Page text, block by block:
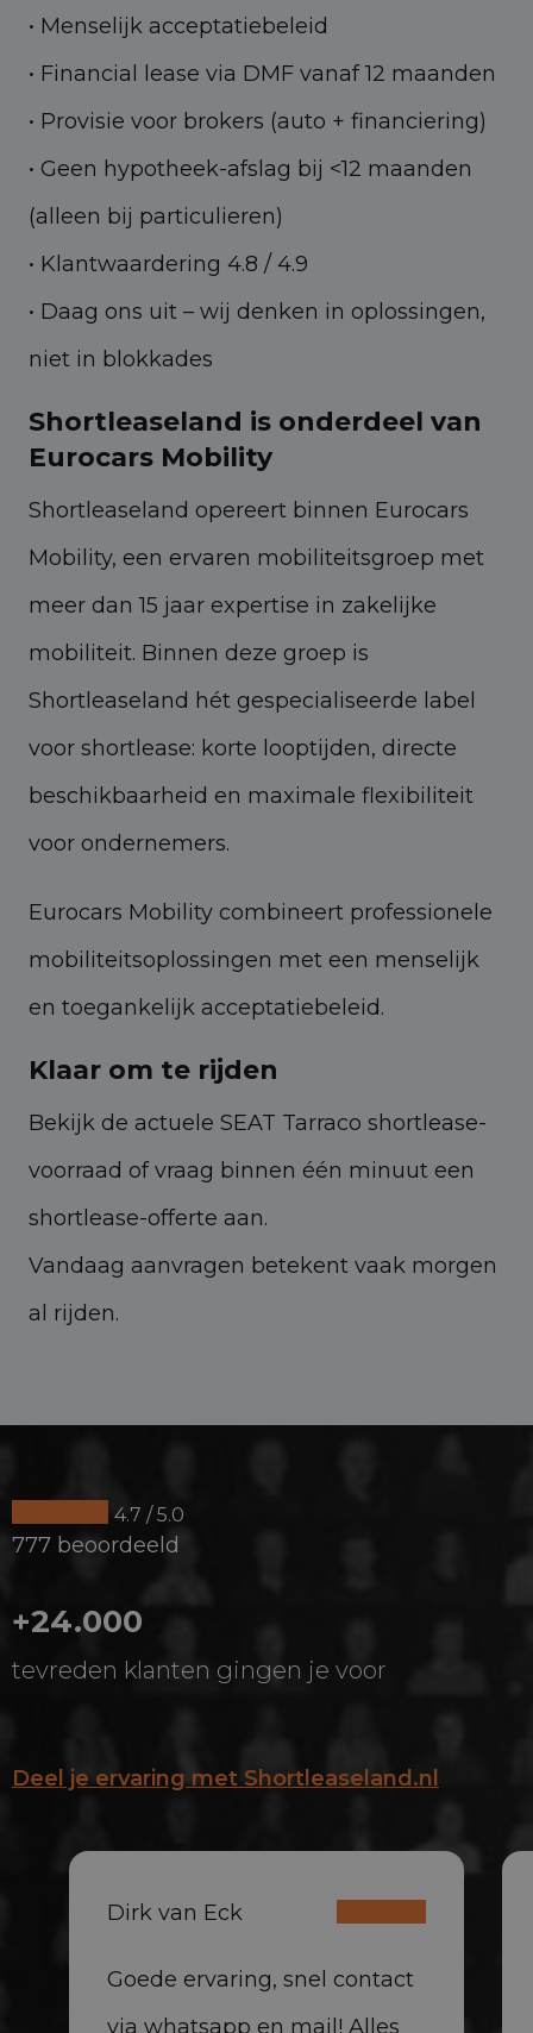
• Menselijk acceptatiebeleid
• Financial lease via DMF vanaf 12 maanden
• Provisie voor brokers (auto + financiering)
• Geen hypotheek-afslag bij <12 maanden
(alleen bij particulieren)
• Klantwaardering 4.8 / 4.9
• Daag ons uit – wij denken in oplossingen,
niet in blokkades
Shortleaseland is onderdeel van
Eurocars Mobility
Shortleaseland opereert binnen Eurocars
Mobility, een ervaren mobiliteitsgroep met
meer dan 15 jaar expertise in zakelijke
mobiliteit. Binnen deze groep is
Shortleaseland hét gespecialiseerde label
voor shortlease: korte looptijden, directe
beschikbaarheid en maximale flexibiliteit
voor ondernemers.
Eurocars Mobility combineert professionele
mobiliteitsoplossingen met een menselijk
en toegankelijk acceptatiebeleid.
Klaar om te rijden
Bekijk de actuele SEAT Tarraco shortlease-
voorraad of vraag binnen één minuut een
shortlease-offerte aan.
Vandaag aanvragen betekent vaak morgen
al rijden.
4.7 / 5.0
777 beoordeeld
+24.000
tevreden klanten gingen je voor
Deel je ervaring met Shortleaseland.nl
Dirk van Eck
Goede ervaring, snel contact
via whatsapp en mail! Alles